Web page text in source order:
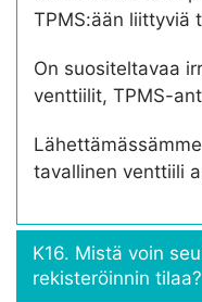
TPMS:ään liittyviä
On suositeltavaa
venttiilit, TPMS-
tavallinen venttiili
K16. Mistä voin
rekisteröinnin tilaa?